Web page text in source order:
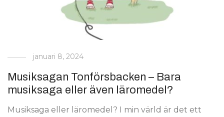
januari 8, 2024
Musiksagan Tonförsbacken – Bara
musiksaga eller även läromedel?
Musiksaga eller läromedel? I min värld är det ett